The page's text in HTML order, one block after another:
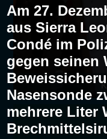
Am 27.
aus Sierra
Condé im
gegen seinen
Nasensonde
mehrere Liter